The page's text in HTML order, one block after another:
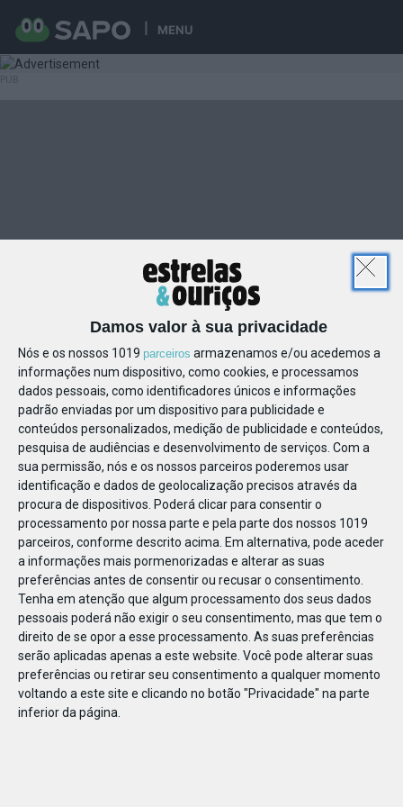
Damos valor à sua privacidade
Nós e os nossos 1019 parceiros armazenamos e/ou acedemos a
informações num dispositivo, como cookies, e processamos
dados pessoais, como identificadores únicos e informações
padrão enviadas por um dispositivo para publicidade e
conteúdos personalizados, medição de publicidade e conteúdos,
pesquisa de audiências e desenvolvimento de serviços. Com a
sua permissão, nós e os nossos parceiros poderemos usar
identificação e dados de geolocalização precisos através da
procura de dispositivos. Poderá clicar para consentir o
processamento por nossa parte e pela parte dos nossos 1019
parceiros, conforme descrito acima. Em alternativa, pode aceder
a informações mais pormenorizadas e alterar as suas
preferências antes de consentir ou recusar o consentimento.
Tenha em atenção que algum processamento dos seus dados
pessoais poderá não exigir o seu consentimento, mas que tem o
direito de se opor a esse processamento. As suas preferências
serão aplicadas apenas a este website. Você pode alterar suas
preferências ou retirar seu consentimento a qualquer momento
voltando a este site e clicando no botão "Privacidade" na parte
inferior da página.
MENU
500251907590599